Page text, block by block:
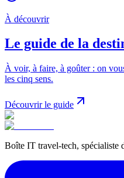
À découvrir
Le guide de la
À voir, à faire, à goûter : on
les cinq sens.
Découvrir le guide
Boîte IT travel-tech, spécialiste